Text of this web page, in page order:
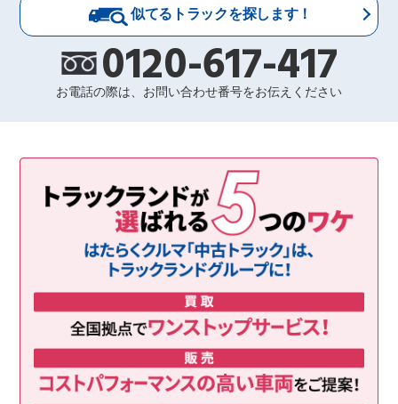
似てるトラックを探します！
0120-617-417
お電話の際は、お問い合わせ番号をお伝えください